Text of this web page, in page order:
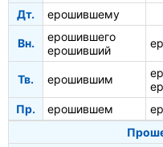
Дт.
ерошившему
Вн.
ерошившего
ерошивший
Тв. ерошившим
Пр. ерошившем